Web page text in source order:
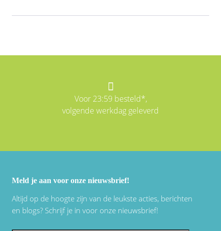
Voor 23:59 besteld*,
volgende werkdag geleverd
Meld je aan voor onze nieuwsbrief!
Altijd op de hoogte zijn van de leukste acties, berichten
en blogs? Schrijf je in voor onze nieuwsbrief!